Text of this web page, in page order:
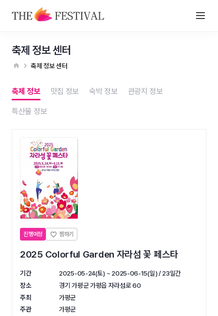
축제 정보 센터
축제 정보 센터
축제 정보 맛집 정보 숙박 정보 관광지 정보
특산물 정보
진행예정
2025 Colorful Garden 자라섬 꽃 페스타
기간
2025-05-24(토) ~ 2025-06-15(일) / 23일간
장소
경기 가평군 가평읍 자라섬로 60
주최
가평군
주관
가평군